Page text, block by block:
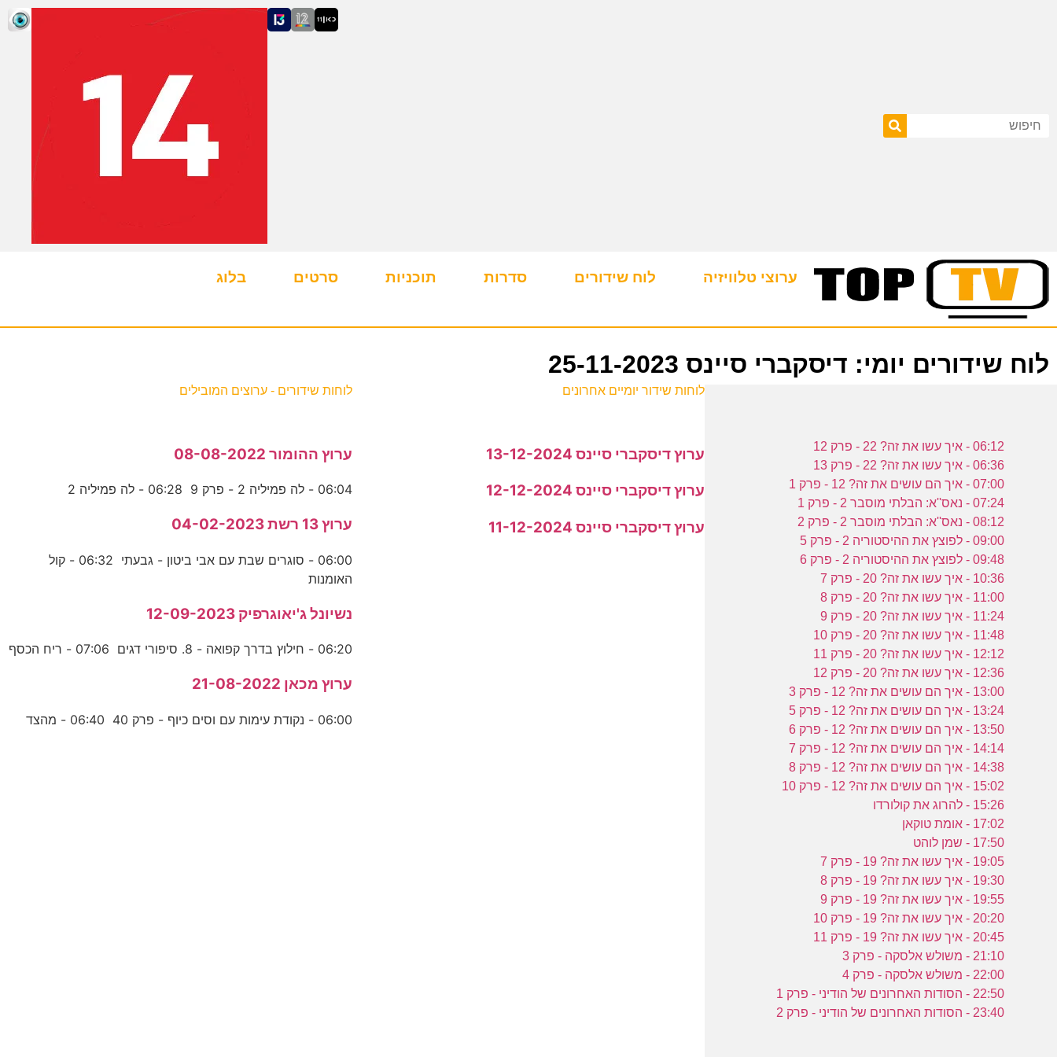
ערוצי טלוויזיה לוח שידורים סדרות תוכניות סרטים בלוג
לוח שידורים יומי: דיסקברי סיינס 25-11-2023
06:12 - איך עשו את זה? 22 - פרק 12
06:36 - איך עשו את זה? 22 - פרק 13
07:00 - איך הם עושים את זה? 12 - פרק 1
07:24 - נאס''א: הבלתי מוסבר 2 - פרק 1
08:12 - נאס''א: הבלתי מוסבר 2 - פרק 2
09:00 - לפוצץ את ההיסטוריה 2 - פרק 5
09:48 - לפוצץ את ההיסטוריה 2 - פרק 6
10:36 - איך עשו את זה? 20 - פרק 7
11:00 - איך עשו את זה? 20 - פרק 8
11:24 - איך עשו את זה? 20 - פרק 9
11:48 - איך עשו את זה? 20 - פרק 10
12:12 - איך עשו את זה? 20 - פרק 11
12:36 - איך עשו את זה? 20 - פרק 12
13:00 - איך הם עושים את זה? 12 - פרק 3
13:24 - איך הם עושים את זה? 12 - פרק 5
13:50 - איך הם עושים את זה? 12 - פרק 6
14:14 - איך הם עושים את זה? 12 - פרק 7
14:38 - איך הם עושים את זה? 12 - פרק 8
15:02 - איך הם עושים את זה? 12 - פרק 10
15:26 - להרוג את קולורדו
17:02 - אומת טוקאן
17:50 - שמן לוהט
19:05 - איך עשו את זה? 19 - פרק 7
19:30 - איך עשו את זה? 19 - פרק 8
19:55 - איך עשו את זה? 19 - פרק 9
20:20 - איך עשו את זה? 19 - פרק 10
20:45 - איך עשו את זה? 19 - פרק 11
21:10 - משולש אלסקה - פרק 3
22:00 - משולש אלסקה - פרק 4
22:50 - הסודות האחרונים של הודיני - פרק 1
23:40 - הסודות האחרונים של הודיני - פרק 2
לוחות שידור יומיים אחרונים
ערוץ דיסקברי סיינס 13-12-2024
ערוץ דיסקברי סיינס 12-12-2024
ערוץ דיסקברי סיינס 11-12-2024
לוחות שידורים - ערוצים המובילים
ערוץ ההומור 08-08-2022
06:04 - לה פמיליה 2 - פרק 9 06:28 - לה פמיליה 2
ערוץ 13 רשת 04-02-2023
06:00 - סוגרים שבת עם אבי ביטון - גבעתי 06:32 - קול
האומנות
נשיונל ג'יאוגרפיק 12-09-2023
06:20 - חילוץ בדרך קפואה - 8. סיפורי דגים 07:06 - ריח הכסף
ערוץ מכאן 21-08-2022
06:00 - נקודת עימות עם וסים כיוף - פרק 40 06:40 - מהצד